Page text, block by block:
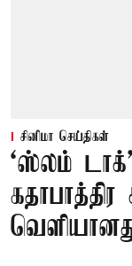
சினிமா செய்திகள்
‘ஸ்லம்